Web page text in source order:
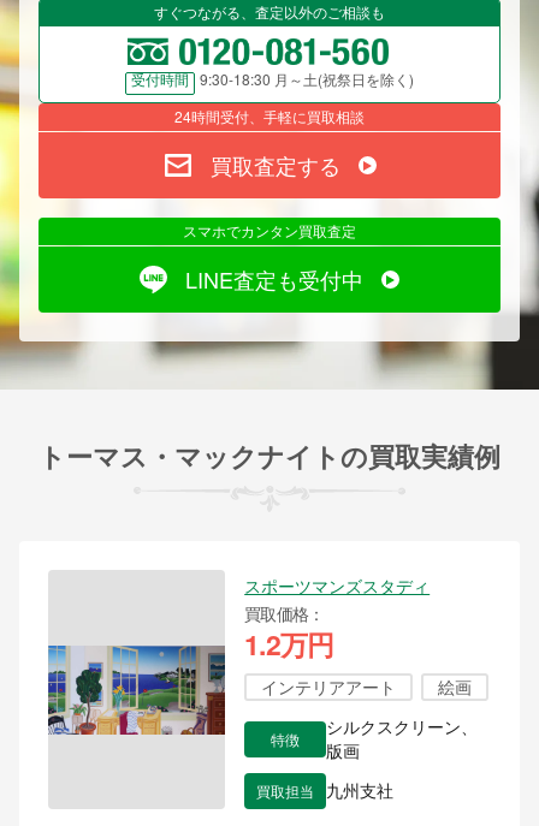
すぐつながる、査定以外のご相談も
受付時間
9:30-18:30 月～土(祝祭日を除く)
24時間受付、手軽に買取相談
買取査定する
スマホでカンタン買取査定
LINE査定も受付中
トーマス・マックナイトの買取実績例
スポーツマンズスタディ
買取価格
1.2万円
インテリアアート 絵画
特徴
シルクスクリーン、
版画
買取担当 九州支社